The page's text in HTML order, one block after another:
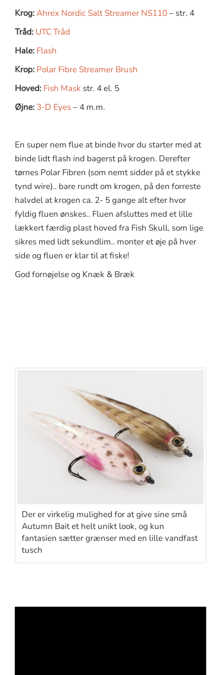
Krog:Ahrex Nordic Salt Streamer NS110– str. 4
Tråd: UTC Tråd
Hale: Flash
Krop: Polar Fibre Streamer Brush
Hoved: Fish Mask str. 4 el. 5
Øjne: 3-D Eyes– 4 m.m.
En super nem flue at binde hvor du starter med at
binde lidt flash ind bagerst på krogen. Derefter
tørnes Polar Fibren (som nemt sidder på et stykke
tynd wire).. bare rundt om krogen, på den forreste
halvdel at krogen ca. 2- 5 gange alt efter hvor
fyldig fluen ønskes.. Fluen afsluttes med et lille
lækkert færdig plast hoved fra Fish Skull, som lige
sikres med lidt sekundlim.. monter et øje på hver
side og fluen er klar til at fiske!
God fornøjelse og Knæk & Bræk
Der er virkelig mulighed for at give sine små
Autumn Bait et helt unikt look, og kun
fantasien sætter grænser med en lille vandfast
tusch